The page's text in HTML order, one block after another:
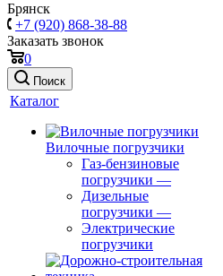
Брянск
+7 (920) 868-38-88
Заказать звонок
0
Поиск
Каталог
Вилочные погрузчики
Газ-бензиновые
погрузчики —
Дизельные
погрузчики —
Электрические
погрузчики